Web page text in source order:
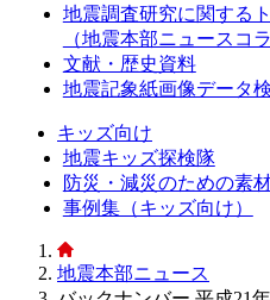
地震調査研究に関する
（地震本部ニュースコラ
文献・歴史資料
地震記象紙画像データ
キッズ向け
地震キッズ探検隊
防災・減災のための素
事例集（キッズ向け）
地震本部ニュース